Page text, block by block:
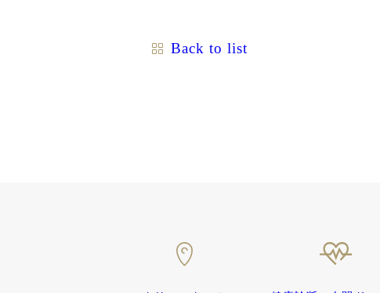
Back to list